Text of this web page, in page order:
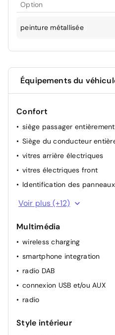
Option
peinture métallisée
Équipements du
Confort
siège passager
Siège du conducteur
vitres arrière électriques
vitres électriques front
Identification des
démarrage keyless
régulateur de vitesse
volant chauffant
allumage automatique des
soutien lombaire électrique
volant multifonctionel
détecteur de pluie
régulateur de vitesse
Voir plus (+12)
Multimédia
wireless charging
smartphone integration
radio DAB
connexion USB et/ou AUX
radio
Style intérieur